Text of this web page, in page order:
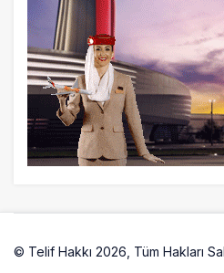
© Telif Hakkı 2026, Tüm Hakları